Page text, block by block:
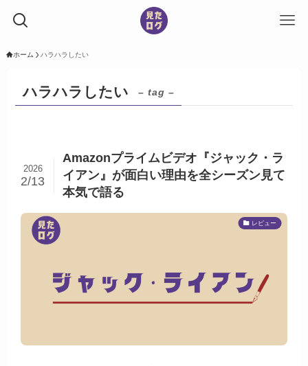
ホーム ハラハラしたい
ハラハラしたい – tag –
Amazonプライムビデオ『ジャック・ラ
イアン』が面白い理由を全シーズン見て
本気で語る
2026
2/13
レビュー